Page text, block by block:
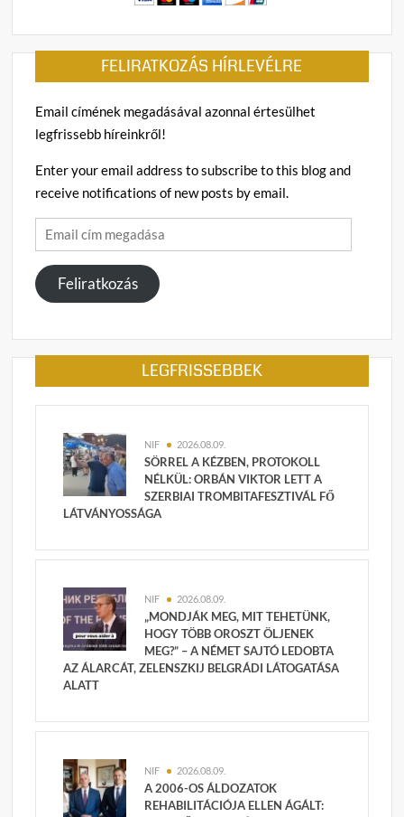
FELIRATKOZÁS HÍRLEVÉLRE
Email címének megadásával azonnal értesülhet
legfrissebb híreinkről!
Enter your email address to subscribe to this blog and
receive notifications of new posts by email.
Email
cím
megadása
Feliratkozás
LEGFRISSEBBEK
NIF 2026.08.09.
SÖRREL A KÉZBEN, PROTOKOLL
NÉLKÜL: ORBÁN VIKTOR LETT A
SZERBIAI TROMBITAFESZTIVÁL FŐ
LÁTVÁNYOSSÁGA
NIF 2026.08.09.
„MONDJÁK MEG, MIT TEHETÜNK,
HOGY TÖBB OROSZT ÖLJENEK
MEG?” – A NÉMET SAJTÓ LEDOBTA
AZ ÁLARCÁT, ZELENSZKIJ BELGRÁDI LÁTOGATÁSA
ALATT
NIF 2026.08.09.
A 2006-OS ÁLDOZATOK
REHABILITÁCIÓJA ELLEN ÁGÁLT: